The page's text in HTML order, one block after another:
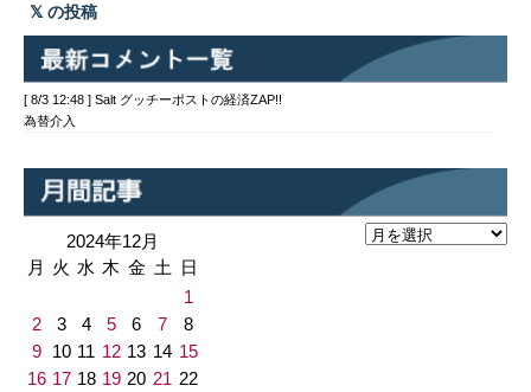
の投稿
[ 8/3 12:48 ] Salt グッチーポストの経済ZAP!!
為替介入
2024年12月
月 火 水 木 金 土 日
1
2
3 4 5 6 7
8
9
10 11 12 13 14 15
16 17 18 19 20 21 22